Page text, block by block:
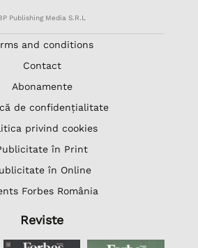
Publishing Media S.R.L
and conditions
Contact
Abonamente
de confidențialitate
privind cookies
în Print
în Online
Forbes România
Reviste